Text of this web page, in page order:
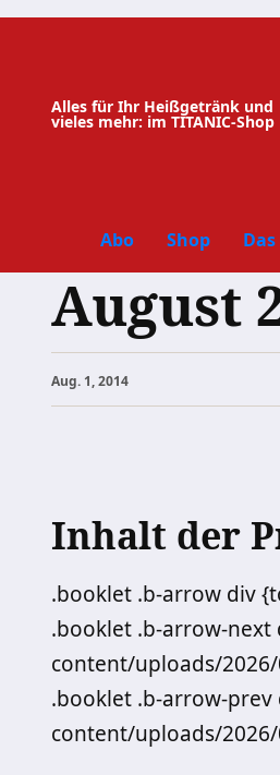
Zum
Alles für Ihr Heißgetränk und
vieles mehr: im TITANIC-Shop
Abo Shop
August
Aug. 1, 2014
Inhalt der
.booklet .b-arrow div
.booklet .b-arrow-
content/uploads/
.booklet .b-arrow-
content/uploads/